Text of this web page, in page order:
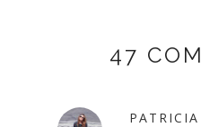
47
PATRICIA